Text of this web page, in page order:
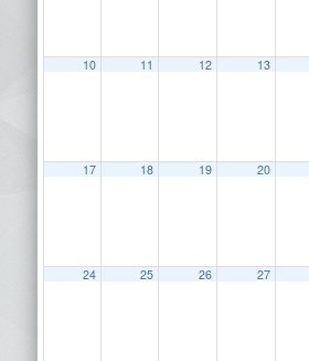
10 11 12 13
17 18 19 20
24 25 26 27